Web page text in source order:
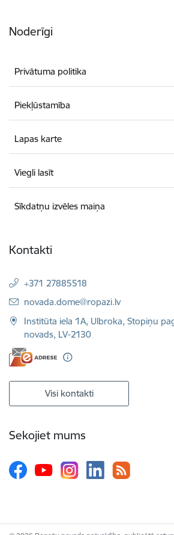
Noderīgi
Privātuma politika
Piekļūstamība
Lapas karte
Viegli lasīt
Sīkdatņu izvēles maiņa
Kontakti
+371 27885518
E-pasts:
novada.dome@ropazi.lv
Institūta iela 1A, Ulbroka, Stopiņu
novads, LV-2130
Visi kontakti
Sekojiet mums